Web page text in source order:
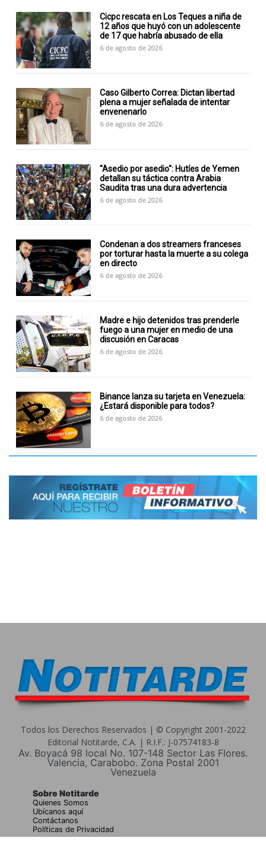
Cicpc rescata en Los Teques a niña de
12 años que huyó con un adolescente
de 17 que habría abusado de ella
6 de agosto de 2026
Caso Gilberto Correa: Dictan libertad
plena a mujer señalada de intentar
envenenarlo
6 de agosto de 2026
"Asedio por asedio": Hutíes de Yemen
detallan su táctica contra Arabia
Saudita tras una dura advertencia
6 de agosto de 2026
Condenan a dos streamers franceses
por torturar hasta la muerte a su colega
en directo
6 de agosto de 2026
Madre e hijo detenidos tras prenderle
fuego a una mujer en medio de una
discusión en Caracas
6 de agosto de 2026
Binance lanza su tarjeta en Venezuela:
¿Estará disponible para todos?
6 de agosto de 2026
Todos los Derechos Reservados | © Copyright 2001-2022
Editorial Notitarde, C.A. | R.I.F.: J-07574183-8
Av. Boyacá 98 local No. 107-148 Sector Las Flores.
Valencia, Carabobo. Zona Postal 2001
Venezuela
Sobre Notitarde
Quienes Somos
Ubícanos aquí
Contáctanos
Políticas de Privacidad